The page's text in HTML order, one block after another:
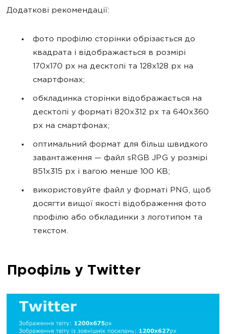
Додаткові рекомендації:
фото профілю сторінки обрізається до
квадрата і відображається в розмірі
170х170 px на десктопі та 128х128 px на
смартфонах;
обкладинка сторінки відображається на
десктопі у форматі 820х312 px та 640х360
px на смартфонах;
оптимальний формат для більш швидкого
завантаження — файл sRGB JPG у розмірі
851х315 px і вагою менше 100 KB;
використовуйте файл у форматі PNG, щоб
досягти вищої якості відображення фото
профілю або обкладинки з логотипом та
текстом.
Профіль у Twitter